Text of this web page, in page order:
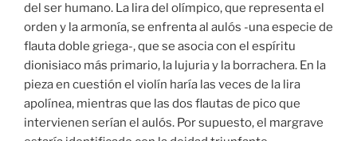
del ser humano. La lira del olímpico, que representa el
orden y la armonía, se enfrenta al aulós -una especie de
flauta doble griega-, que se asocia con el espíritu
dionisiaco más primario, la lujuria y la borrachera. En la
pieza en cuestión el violín haría las veces de la lira
apolínea, mientras que las dos flautas de pico que
intervienen serían el aulós. Por supuesto, el margrave